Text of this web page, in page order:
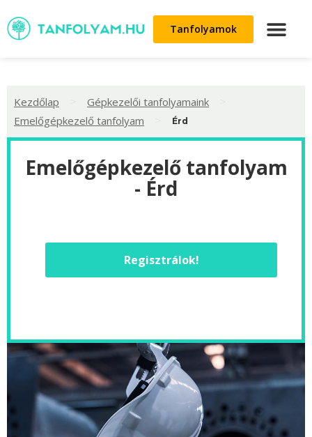
Tanfolyamok
Kezdőlap Gépkezelői tanfolyamaink
Emelőgépkezelő tanfolyam Érd
Emelőgépkezelő tanfolyam
- Érd
Regisztrálok!